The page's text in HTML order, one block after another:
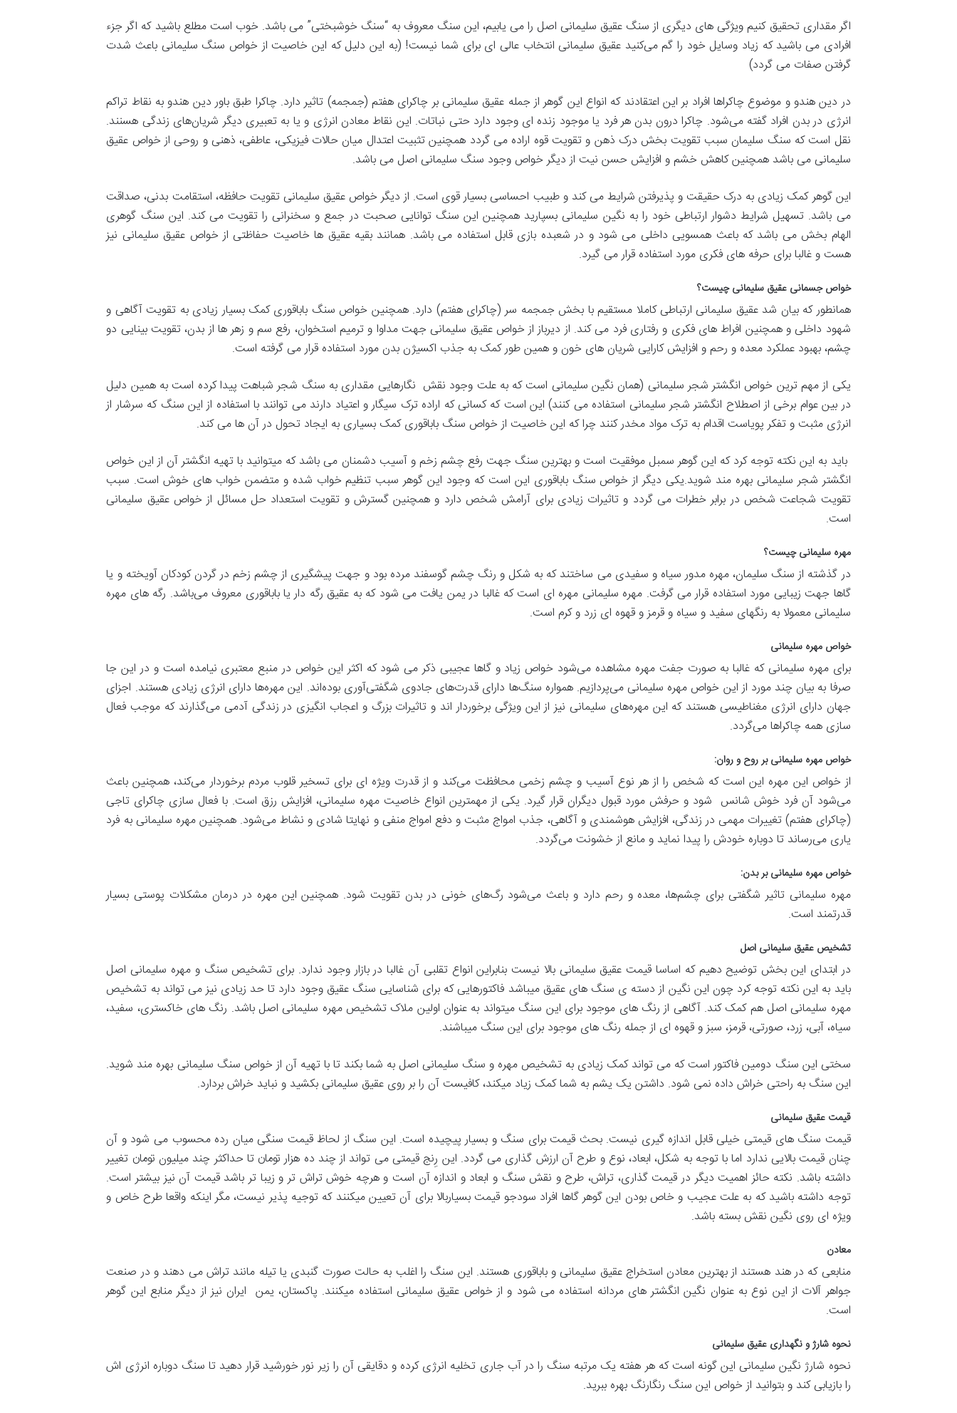
اگر مقداری تحقیق کنیم ویژگی های دیگری از سنگ عقیق سلیمانی اصل را می یابیم، این سنگ معروف به “سنگ خوشبختی” می باشد. خوب است مطلع باشید که اگر جزء
افرادی می باشید که زیاد وسایل خود را گم می‌کنید عقیق سلیمانی انتخاب عالی ای برای شما نیست! (به این دلیل که این خاصیت از خواص سنگ سلیمانی باعث شدت
گرفتن صفات می گردد)
در دین هندو و موضوع چاکراها افراد بر این اعتقادند که انواع این گوهر از جمله عقیق سلیمانی بر چاکرای هفتم (جمجمه) تاثیر دارد. چاکرا طبق باور دین هندو به نقاط تراکم
انرژی در بدن افراد گفته می‌شود. چاکرا درون بدن هر فرد یا موجود زنده ای وجود دارد حتی نباتات. این نقاط معادن انرژی و یا به تعبیری دیگر شریان‌های زندگی هسنند.
نقل است که سنگ سلیمان سبب تقویت بخش درک ذهن و تقویت قوه اراده می گردد همچنین تثبیت اعتدال میان حالات فیزیکی، عاطفی، ذهنی و روحی از خواص عقیق
سلیمانی می باشد همچنین کاهش خشم و افزایش حسن نیت از دیگر خواص وجود سنگ سلیمانی اصل می باشد.
این گوهر کمک زیادی به درک حقیقت و پذیرفتن شرایط می کند و طبیب احساسی بسیار قوی است. از دیگر خواص عقیق سلیمانی تقویت حافظه، استقامت بدنی، صداقت
می باشد. تسهیل شرایط دشوار ارتباطی خود را به نگین سلیمانی بسپارید همچنین این سنگ توانایی صحبت در جمع و سخنرانی را تقویت می کند. این سنگ گوهری
الهام بخش می باشد که باعث همسویی داخلی می شود و در شعبده بازی قابل استفاده می باشد. همانند بقیه عقیق ها خاصیت حفاظتی از خواص عقیق سلیمانی نیز
هست و غالبا برای حرفه های فکری مورد استفاده قرار می گیرد.
خواص جسمانی عقیق سلیمانی چیست؟
همانطور که بیان شد عقیق سلیمانی ارتباطی کاملا مستقیم با بخش جمجمه سر (چاکرای هفتم) دارد. همچنین خواص سنگ باباقوری کمک بسیار زیادی به تقویت آگاهی و
شهود داخلی و همچنین افراط های فکری و رفتاری فرد می کند. از دیرباز از خواص عقیق سلیمانی جهت مداوا و ترمیم استخوان، رفع سم و زهر ها از بدن، تقویت بینایی دو
چشم، بهبود عملکرد معده و رحم و افزایش کارایی شریان های خون و همین طور کمک به جذب اکسیژن بدن مورد استفاده قرار می گرفته است.
یکی از مهم ترین خواص انگشتر شجر سلیمانی (همان نگین سلیمانی است که به علت وجود نقش نگارهایی مقداری به سنگ شجر شباهت پیدا کرده است به همین دلیل
در بین عوام برخی از اصطلاح انگشتر شجر سلیمانی استفاده می کنند) این است که کسانی که اراده ترک سیگار و اعتیاد دارند می توانند با استفاده از این سنگ که سرشار از
انرژی مثبت و تفکر پویاست اقدام به ترک مواد مخدر کنند چرا که این خاصیت از خواص سنگ باباقوری کمک بسیاری به ایجاد تحول در آن ها می کند.
باید به این نکته توجه کرد که این گوهر سمبل موفقیت است و بهترین سنگ جهت رفع چشم زخم و آسیب دشمنان می باشد که میتوانید با تهیه انگشتر آن از این خواص
انگشتر شجر سلیمانی بهره مند شوید.یکی دیگر از خواص سنگ باباقوری این است که وجود این گوهر سبب تنظیم خواب شده و متضمن خواب های خوش است. سبب
تقویت شجاعت شخص در برابر خطرات می گردد و تاثیرات زیادی برای آرامش شخص دارد و همچنین گسترش و تقویت استعداد حل مسائل از خواص عقیق سلیمانی
است.
مهره سلیمانی چیست؟
در گذشته از سنگ سلیمان، مهره مدور سیاه و سفیدی می ساختند که به شکل و رنگ چشم گوسفند مرده بود و جهت پیشگیری از چشم زخم در گردن کودکان آویخته و یا
گاها جهت زیبایی مورد استفاده قرار می گرفت. مهره سلیمانی مهره ای است که غالبا در یمن یافت می شود که به عقیق رگه دار یا باباقوری معروف می‌باشد. رگه های مهره
سلیمانی معمولا به رنگهای سفید و سیاه و قرمز و قهوه ای زرد و کرم است.
خواص مهره سلیمانی
برای مهره سلیمانی که غالبا به صورت جفت مهره مشاهده می‌شود خواص زیاد و گاها عجیبی ذکر می شود که اکثر این خواص در منبع معتبری نیامده است و در این جا
صرفا به بیان چند مورد از این خواص مهره سلیمانی می‌پردازیم. همواره سنگ‌ها دارای قدرت‌های جادوی شگفتی‌آوری بوده‌اند. این مهره‌ها دارای انرژی زیادی هستند. اجزای
جهان دارای انرژی مغناطیسی هستند که این مهره‌های سلیمانی نیز از این ویژگی برخوردار اند و تاثیرات بزرگ و اعجاب انگیزی در زندگی آدمی می‌گذارند که موجب فعال
سازی همه چاکراها می‌گردد.
خواص مهره سلیمانی بر روح و روان:
از خواص این مهره این است که شخص را از هر نوع آسیب و چشم زخمی محافظت می‌کند و از قدرت ویژه ای برای تسخیر قلوب مردم برخوردار می‌کند، همچنین باعث
می‌شود آن فرد خوش شانس شود و حرفش مورد قبول دیگران قرار گیرد. یکی از مهمترین انواع خاصیت مهره سلیمانی، افزایش رزق است. با فعال سازی چاکرای تاجی
(چاکرای هفتم) تغییرات مهمی در زندگی، افزایش هوشمندی و آگاهی، جذب امواج مثبت و دفع امواج منفی و نهایتا شادی و نشاط می‌شود. همچنین مهره سلیمانی به فرد
یاری می‌رساند تا دوباره خودش را پیدا نماید و مانع از خشونت می‌گردد.
خواص مهره سلیمانی بر بدن:
مهره سلیمانی تاثیر شگفتی برای چشم‌ها، معده و رحم دارد و باعث می‌شود رگ‌های خونی در بدن تقویت شود. همچنین این مهره در درمان مشکلات پوستی بسیار
قدرتمند است.
تشخیص عقیق سلیمانی اصل
در ابتدای این بخش توضیح دهیم که اساسا قیمت عقیق سلیمانی بالا نیست بنابراین انواع تقلبی آن غالبا در بازار وجود ندارد. برای تشخیص سنگ و مهره سلیمانی اصل
باید به این نکته توجه کرد چون این نگین از دسته ی سنگ های عقیق میباشد فاکتورهایی که برای شناسایی سنگ عقیق وجود دارد تا حد زیادی نیز می تواند به تشخیص
مهره سلیمانی اصل هم کمک کند. آگاهی از رنگ های موجود برای این سنگ میتواند به عنوان اولین ملاک تشخیص مهره سلیمانی اصل باشد. رنگ های خاکستری، سفید،
سیاه، آبی، زرد، صورتی، قرمز، سبز و قهوه ای از جمله رنگ های موجود برای این سنگ میباشند.
سختی این سنگ دومین فاکتور است که می تواند کمک زیادی به تشخیص مهره و سنگ سلیمانی اصل به شما بکند تا با تهیه آن از خواص سنگ سلیمانی بهره مند شوید.
این سنگ به راحتی خراش داده نمی شود. داشتن یک یشم به شما کمک زیاد میکند، کافیست آن را بر روی عقیق سلیمانی بکشید و نباید خراش بردارد.
قیمت عقیق سلیمانی
قیمت سنگ های قیمتی خیلی قابل اندازه گیری نیست. بحث قیمت برای سنگ و بسیار پیچیده است. این سنگ از لحاظ قیمت سنگی میان رده محسوب می شود و آن
چنان قیمت بالایی ندارد اما با توجه به شکل، ابعاد، نوع و طرح آن ارزش گذاری می‌ گردد. این رِنج قیمتی می تواند از چند ده هزار تومان تا حداکثر چند میلیون تومان تغییر
داشته باشد. نکته حائز اهمیت دیگر در قیمت گذاری، تراش، طرح و نقش سنگ و ابعاد و اندازه آن است و هرچه خوش تراش تر و زیبا تر باشد قیمت آن نیز بیشتر است.
توجه داشته باشید که به علت عجیب و خاص بودن این گوهر گاها افراد سودجو قیمت بسیاربالا برای آن تعیین میکنند که توجیه پذیر نیست، مگر اینکه واقعا طرح خاص و
ویژه ای روی نگین نقش بسته باشد.
معادن
منابعی که در هند هستند از بهترین معادن استخراج عقیق سلیمانی و باباقوری هستند. این سنگ را اغلب به حالت صورت گنبدی یا تیله مانند تراش می دهند و در صنعت
جواهر آلات از این نوع به عنوان نگین انگشتر های مردانه استفاده می شود و از خواص عقیق سلیمانی استفاده میکنند. پاکستان، یمن ایران نیز از دیگر منابع این گوهر
است.
نحوه شارژ و نگهداری عقیق سلیمانی
نحوه شارژ نگین سلیمانی این گونه است که هر هفته یک مرتبه سنگ را در آب جاری تخلیه انرژی کرده و دقایقی آن را زیر نور خورشید قرار دهید تا سنگ دوباره انرژی اش
را بازیابی کند و بتوانید از خواص این سنگ رنگارنگ بهره ببرید.